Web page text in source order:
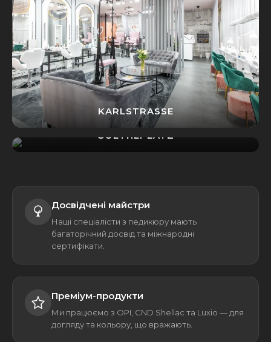
KARLSTRASSE
GOETHEPLATZ
Досвідчені майстри
Наші спеціалісти з педикюру мають
багаторічний досвід та міжнародні
сертифікати.
Преміум-продукти
Ми працюємо з OPI, CND Shellac та Luxio — для
догляду та кольору, що вражають.